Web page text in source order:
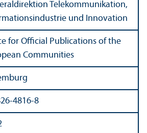
Telekommunikation,
und Innovation
for Official Publications of the
Communities
4816-8